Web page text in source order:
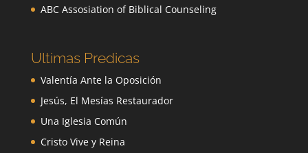
ABC Assosiation of Biblical Counseling
Ultimas Predicas
Valentía Ante la Oposición
Jesús, El Mesías Restaurador
Una Iglesia Común
Cristo Vive y Reina